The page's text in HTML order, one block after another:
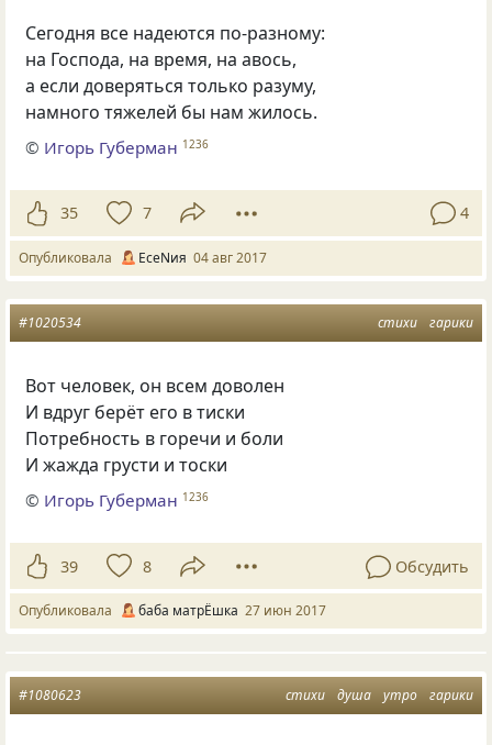
Сегодня все надеются по-разному:
на Господа, на время, на авось,
а если доверяться только разуму,
намного тяжелей бы нам жилось.
© Игорь Губерман 1236
35 7 4
Опубликовала ЕсеNия 04 авг 2017
стихи гарики
#1020534
Вот человек, он всем доволен
И вдруг берёт его в тиски
Потребность в горечи и боли
И жажда грусти и тоски
© Игорь Губерман 1236
39 8 Обсудить
Опубликовала баба матрЁшка 27 июн 2017
стихи душа утро гарики
#1080623